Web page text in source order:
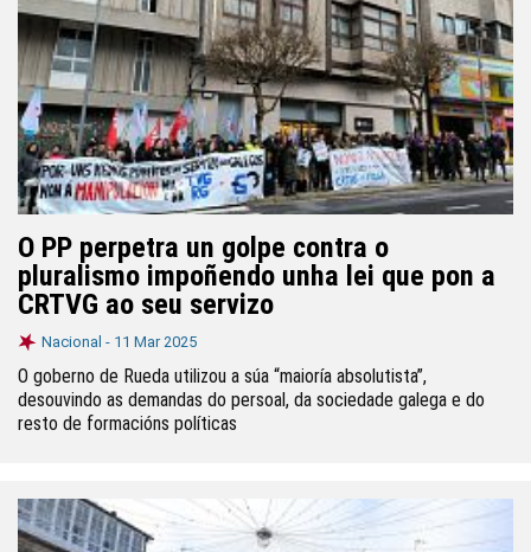
O PP perpetra un golpe contra o
pluralismo impoñendo unha lei que pon a
CRTVG ao seu servizo
Nacional - 11 Mar 2025
O goberno de Rueda utilizou a súa “maioría absolutista”,
desouvindo as demandas do persoal, da sociedade galega e do
resto de formacións políticas